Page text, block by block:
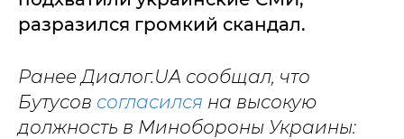
разразился громкий скандал.
Ранее Диалог.UA сообщал, что
Бутусов согласился на высокую
должность в Минобороны Украины: